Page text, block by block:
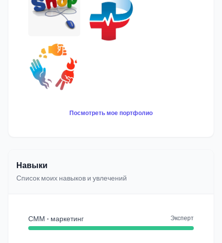
Посмотреть мое портфолио
Навыки
Список моих навыков и увлечений
СММ - маркетинг Эксперт